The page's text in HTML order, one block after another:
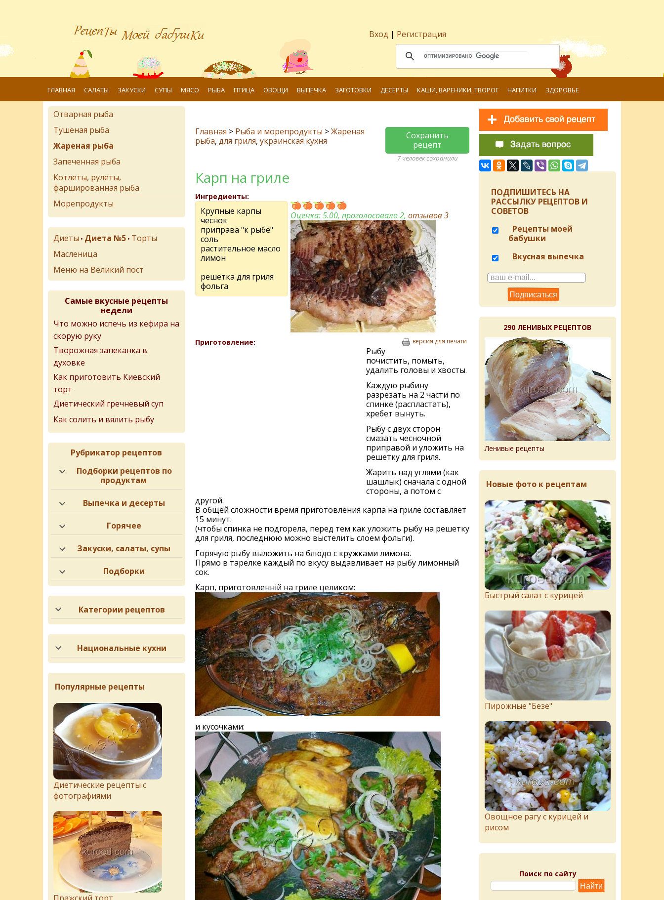
Вход | Регистрация
ГЛАВНАЯ САЛАТЫ ЗАКУСКИ СУПЫ МЯСО РЫБА ПТИЦА ОВОЩИ ВЫПЕЧКА ЗАГОТОВКИ ДЕСЕРТЫ КАШИ, ВАРЕНИКИ, ТВОРОГ НАПИТКИ ЗДОРОВЬЕ
Главная > Рыба и морепродукты >Жареная
рыба, для гриля, украинская кухня
Сохранить
рецепт
7 человек сохранили
Карп на гриле
Ингредиенты:
Крупные карпы
чеснок
приправа "к рыбе"
соль
растительное масло
лимон
решетка для гриля
фольга
Оценка:5.00, проголосовало 2,отзывов3
Приготовление: версия для печати
Рыбу
почистить, помыть,
удалить головы и хвосты.
Каждую рыбину
разрезать на 2 части по
спинке (распластать),
хребет вынуть.
Рыбу с двух сторон
смазать чесночной
приправой и уложить на
решетку для гриля.
Жарить над углями (как
шашлык) сначала с одной
стороны, а потом с
другой.
В общей сложности время приготовления карпа на гриле составляет
15 минут.
(чтобы спинка не подгорела, перед тем как уложить рыбу на решетку
для гриля, последнюю можно выстелить слоем фольги).
Горячую рыбу выложить на блюдо с кружками лимона.
Прямо в тарелке каждый по вкусу выдавливает на рыбу лимонный
сок.
Карп, приготовленній на гриле целиком:
и кусочками:
Отварная рыба
Тушеная рыба
Жареная рыба
Запеченная рыба
Котлеты, рулеты,
фаршированная рыба
Морепродукты
Диеты • Диета №5 • Торты
Масленица
Меню на Великий пост
Самые вкусные рецепты
недели
Что можно испечь из кефира на
скорую руку
Творожная запеканка в
духовке
Как приготовить Киевский
торт
Диетический гречневый суп
Как солить и вялить рыбу
Рубрикатор рецептов
Подборки рецептов по
продуктам
Выпечка и десерты
Горячее
Закуски, салаты, супы
Подборки
Категории рецептов
Национальные кухни
Популярные рецепты
Диетические рецепты с
фотографиями
ПОДПИШИТЕСЬ НА
РАССЫЛКУ РЕЦЕПТОВ И
СОВЕТОВ
Рецепты моей
бабушки
Вкусная выпечка
290 ЛЕНИВЫХ РЕЦЕПТОВ
Ленивые рецепты
Новые фото к рецептам
Быстрый салат с курицей
Пирожныe "Бeзe"
Овощное рагу с курицей и
рисом
Поиск по сайту